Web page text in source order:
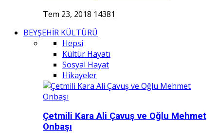
Tem 23, 2018 14381
BEYŞEHİR KÜLTÜRÜ
Hepsi
Kültür Hayatı
Sosyal Hayat
Hikayeler
Çetmili Kara Ali Çavuş ve Oğlu Mehmet
Onbaşı